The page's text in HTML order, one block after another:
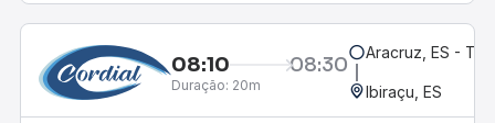
08:10 08:30
Duração: 20m
Aracruz, ES -
Ibiraçu, ES